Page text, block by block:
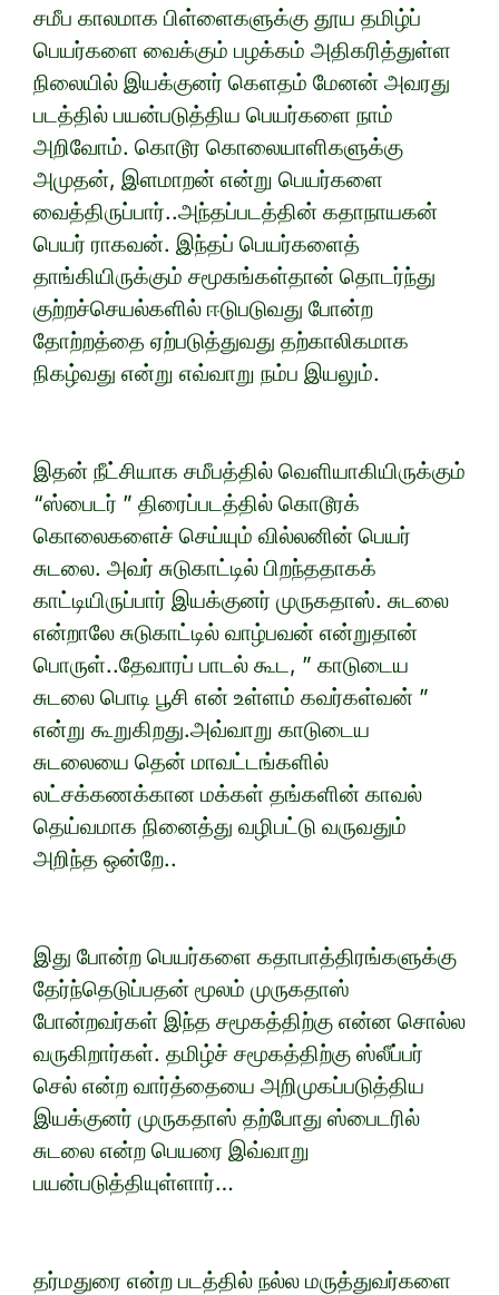
சமீப காலமாக பிள்ளைகளுக்கு தூய தமிழ்ப்
பெயர்களை வைக்கும் பழக்கம் அதிகரித்துள்ள
நிலையில் இயக்குனர் கெளதம் மேனன் அவரது
படத்தில் பயன்படுத்திய பெயர்களை நாம்
அறிவோம். கொடூர கொலையாளிகளுக்கு
அமுதன், இளமாறன் என்று பெயர்களை
வைத்திருப்பார்..அந்தப்படத்தின் கதாநாயகன்
பெயர் ராகவன். இந்தப் பெயர்களைத்
தாங்கியிருக்கும் சமூகங்கள்தான் தொடர்ந்து
குற்றச்செயல்களில் ஈடுபடுவது போன்ற
தோற்றத்தை ஏற்படுத்துவது தற்காலிகமாக
நிகழ்வது என்று எவ்வாறு நம்ப இயலும்.
இதன் நீட்சியாக சமீபத்தில் வெளியாகியிருக்கும்
“ஸ்பைடர் ” திரைப்படத்தில் கொடூரக்
கொலைகளைச் செய்யும் வில்லனின் பெயர்
சுடலை. அவர் சுடுகாட்டில் பிறந்ததாகக்
காட்டியிருப்பார் இயக்குனர் முருகதாஸ். சுடலை
என்றாலே சுடுகாட்டில் வாழ்பவன் என்றுதான்
பொருள்..தேவாரப் பாடல் கூட, ” காடுடைய
சுடலை பொடி பூசி என் உள்ளம் கவர்கள்வன் ”
என்று கூறுகிறது.அவ்வாறு காடுடைய
சுடலையை தென் மாவட்டங்களில்
லட்சக்கணக்கான மக்கள் தங்களின் காவல்
தெய்வமாக நினைத்து வழிபட்டு வருவதும்
அறிந்த ஒன்றே..
இது போன்ற பெயர்களை கதாபாத்திரங்களுக்கு
தேர்ந்தெடுப்பதன் மூலம் முருகதாஸ்
போன்றவர்கள் இந்த சமூகத்திற்கு என்ன சொல்ல
வருகிறார்கள். தமிழ்ச் சமூகத்திற்கு ஸ்லீப்பர்
செல் என்ற வார்த்தையை அறிமுகப்படுத்திய
இயக்குனர் முருகதாஸ் தற்போது ஸ்பைடரில்
சுடலை என்ற பெயரை இவ்வாறு
பயன்படுத்தியுள்ளார்…
தர்மதுரை என்ற படத்தில் நல்ல மருத்துவர்களை